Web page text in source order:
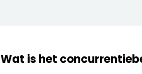
Wat is het